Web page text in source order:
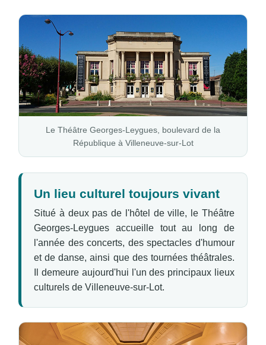
Le Théâtre Georges-Leygues, boulevard de la
République à Villeneuve-sur-Lot
Un lieu culturel toujours vivant
Situé à deux pas de l'hôtel de ville, le Théâtre
Georges-Leygues accueille tout au long de
l'année des concerts, des spectacles d'humour
et de danse, ainsi que des tournées théâtrales.
Il demeure aujourd'hui l'un des principaux lieux
culturels de Villeneuve-sur-Lot.